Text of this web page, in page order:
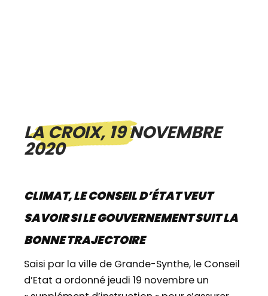
LA CROIX, 19 NOVEMBRE
2020
CLIMAT, LE CONSEIL D’ÉTAT VEUT
SAVOIR SI LE GOUVERNEMENT SUIT LA
BONNE TRAJECTOIRE
Saisi par la ville de Grande-Synthe, le Conseil
d’Etat a ordonné jeudi 19 novembre un